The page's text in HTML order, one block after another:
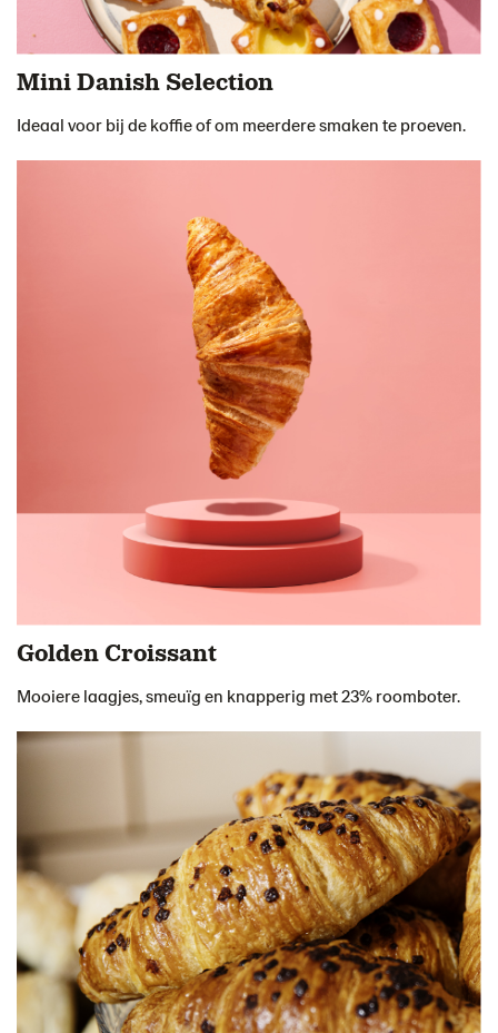
Mini Danish Selection
Ideaal voor bij de koffie of om meerdere smaken te proeven.
Golden Croissant
Mooiere laagjes, smeuïg en knapperig met 23% roomboter.